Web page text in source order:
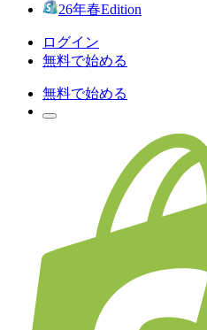
26年春Edition
ログイン
無料で始める
無料で始める